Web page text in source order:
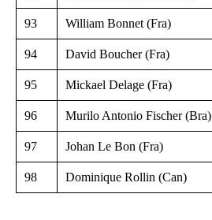
93 William Bonnet (Fra)
94 David Boucher (Fra)
95 Mickael Delage (Fra)
96 Murilo Antonio Fischer (Bra)
97 Johan Le Bon (Fra)
98 Dominique Rollin (Can)